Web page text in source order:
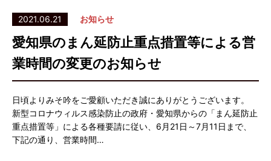
2021.06.21 お知らせ
愛知県のまん延防止重点措置等による営
業時間の変更のお知らせ
日頃よりみそ吟をご愛顧いただき誠にありがとうございます。
新型コロナウィルス感染防止の政府・愛知県からの「まん延防止
重点措置等」による各種要請に従い、6月21日～7月11日まで、
下記の通り、営業時間…